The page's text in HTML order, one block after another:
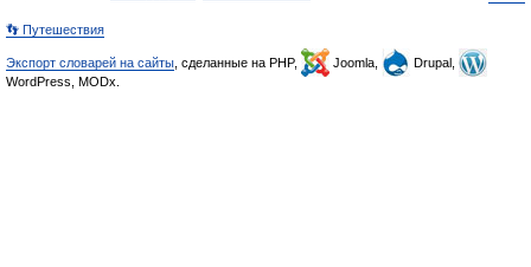
👣 Путешествия
Экспорт словарей на сайты , сделанные на PHP, Joomla,
Drupal,
WordPress, MODx.